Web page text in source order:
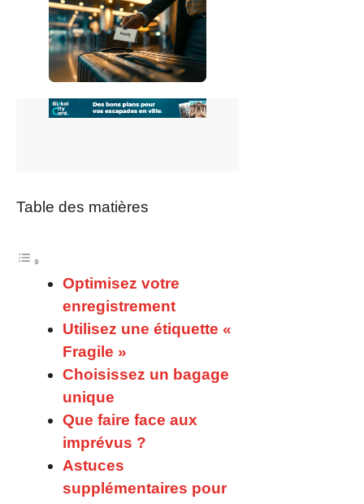
Table des matières
Optimisez votre
enregistrement
Utilisez une étiquette «
Fragile »
Choisissez un bagage
unique
Que faire face aux
imprévus ?
Astuces
supplémentaires pour